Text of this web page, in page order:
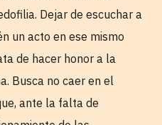
Dejar de escuchar a
un acto en ese mismo
de hacer honor a la
Busca no caer en el
ante la falta de